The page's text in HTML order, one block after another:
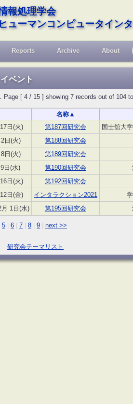
報処理学会
ヒューマンコンピュータイン
Reports Archive About
ベント
Page [ 4 / 15 ] showing 7 records out of 104
名称 ▲
日(火)
第187回研究会
国士舘大
日(火)
第188回研究会
日(火)
第189回研究会
日(水)
第190回研究会
日(火)
第192回研究会
日(金)
インタラクション2021
1日(水)
第195回研究会
5 6 7 8 9 next >>
研究会テーマリスト